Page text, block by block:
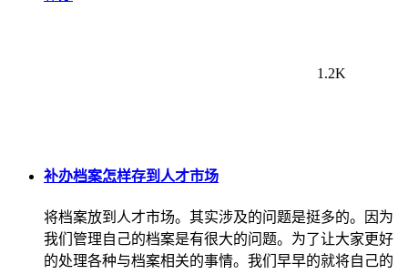
1.2K
补办档案怎样存到人才市场
将档案放到人才市场。其实涉及的问题是挺多的。因为
我们管理自己的档案是有很大的问题。为了让大家更好
的处理各种与档案相关的事情。我们早早的就将自己的